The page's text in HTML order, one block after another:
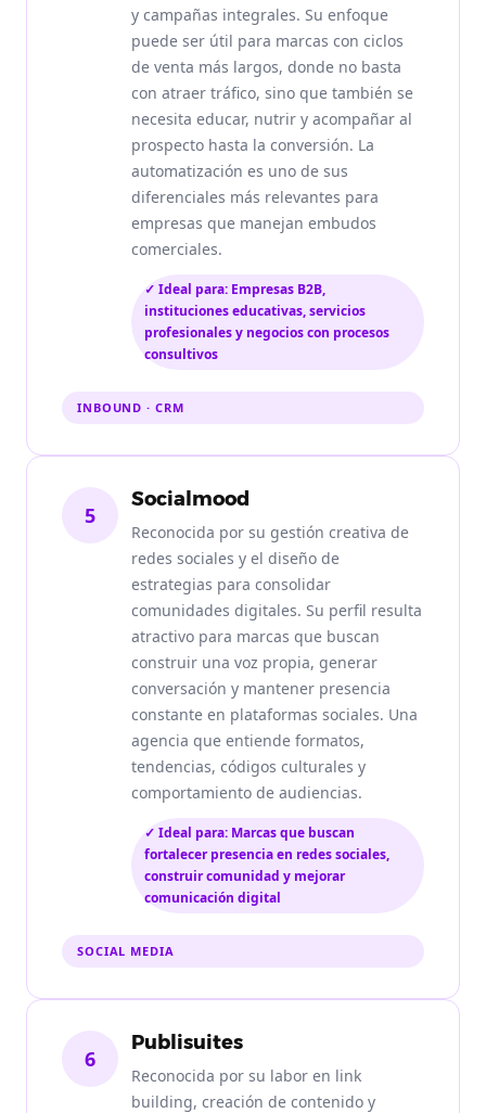
y campañas integrales. Su enfoque
puede ser útil para marcas con ciclos
de venta más largos, donde no basta
con atraer tráfico, sino que también se
necesita educar, nutrir y acompañar al
prospecto hasta la conversión. La
automatización es uno de sus
diferenciales más relevantes para
empresas que manejan embudos
comerciales.
✓ Ideal para: Empresas B2B,
instituciones educativas, servicios
profesionales y negocios con procesos
consultivos
INBOUND · CRM
5
Socialmood
Reconocida por su gestión creativa de
redes sociales y el diseño de
estrategias para consolidar
comunidades digitales. Su perfil resulta
atractivo para marcas que buscan
construir una voz propia, generar
conversación y mantener presencia
constante en plataformas sociales. Una
agencia que entiende formatos,
tendencias, códigos culturales y
comportamiento de audiencias.
✓ Ideal para: Marcas que buscan
fortalecer presencia en redes sociales,
construir comunidad y mejorar
comunicación digital
SOCIAL MEDIA
6
Publisuites
Reconocida por su labor en link
building, creación de contenido y